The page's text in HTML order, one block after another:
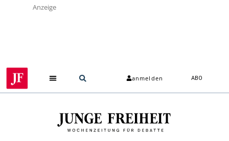
Anzeige
anmelden ABO